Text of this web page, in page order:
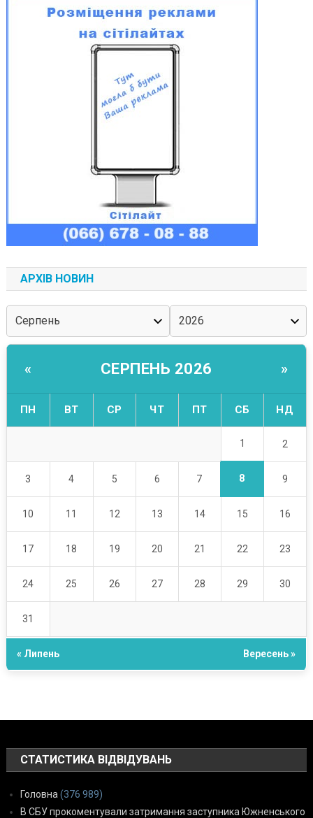
АРХІВ НОВИН
« СЕРПЕНЬ 2026 »
ПН ВТ СР ЧТ ПТ СБ НД
1 2
3 4 5 6 7 8 9
10 11 12 13 14 15 16
17 18 19 20 21 22 23
24 25 26 27 28 29 30
31
« Липень Вересень »
СТАТИСТИКА ВІДВІДУВАНЬ
Головна (376 989)
В СБУ прокоментували затримання заступника Южненського